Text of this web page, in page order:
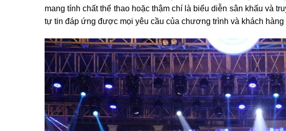
mang tính chất thể thao hoặc thậm chí là biểu diễn sân khấu và
tự tin đáp ứng được mọi yêu cầu của chương trình và khách hàng